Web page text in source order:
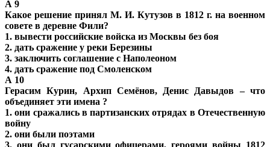
А 9
Какое решение принял М. И. Кутузов в 1812 г. на военном
совете в деревне Фили?
1. вывести российские войска из Москвы без боя
2. дать сражение у реки Березины
3. заключить соглашение с Наполеоном
4. дать сражение под Смоленском
А 10
Герасим Курин, Архип Семёнов, Денис Давыдов – что
объединяет эти имена ?
1. они сражались в партизанских отрядах в Отечественную
войну
2. они были поэтами
3. они был гусарскими офицерами, героями войны 1812